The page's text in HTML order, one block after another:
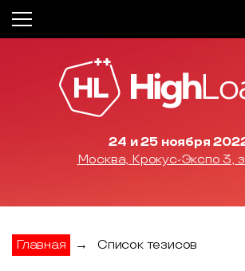
24 и 25 ноября
Москва, Крокус-Экспо 3,
Главная → Список тезисов